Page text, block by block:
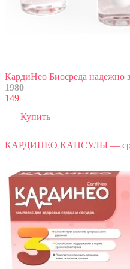
КардиНео Биосреда надежно
1980
149
Купить
КАРДИНЕО КАПСУЛЫ —